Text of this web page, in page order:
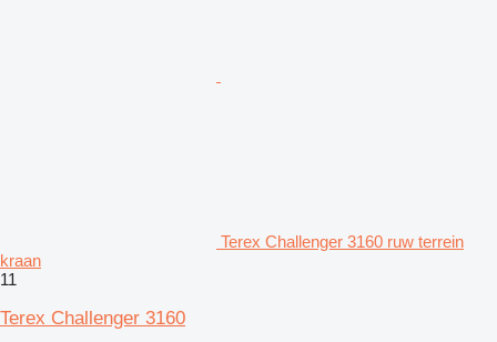
Terex Challenger 3160 ruw terrein
kraan
11
Terex Challenger 3160